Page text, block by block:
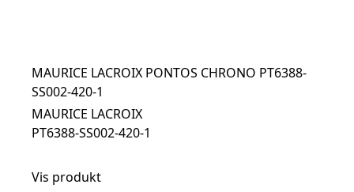
MAURICE LACROIX PONTOS CHRONO PT6388-
SS002-420-1
MAURICE LACROIX
PT6388-SS002-420-1
Vis produkt